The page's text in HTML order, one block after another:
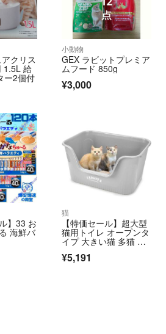
クリス
1.5L 給
ー2個付
小動物
GEX ラビットプレミア
ムフード 850g
¥3,000
】33 お
海鮮バ
猫
【特価セール】超大型
猫用トイレ オープンタ
イプ 大きい猫 多猫 本
¥5,191